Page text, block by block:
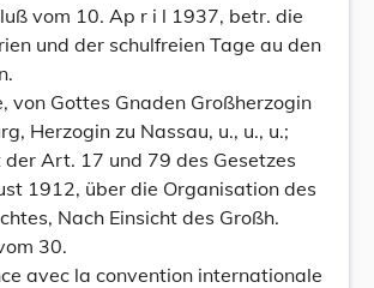
vom 10. Ap r i l 1937, betr. die
und der schulfreien Tage au den
von Gottes Gnaden Großherzogin
Herzogin zu Nassau, u., u., u.;
der Art. 17 und 79 des Gesetzes
1912, über die Organisation des
Nach Einsicht des Großh.
30.
avec la convention internationale